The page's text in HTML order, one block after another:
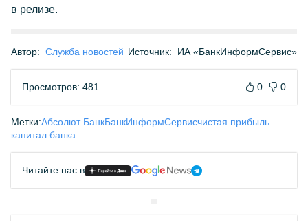
в релизе.
Автор: Служба новостей Источник: ИА «БанкИнформСервис»
Просмотров: 481 0 0
Метки:Абсолют БанкБанкИнформСервисчистая прибыль
капитал банка
Читайте нас в